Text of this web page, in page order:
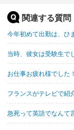
関連する質問
今年初めて出勤は、ひ
当時、彼女は受験生で
お仕事お疲れ様でした
フランスがテレビで紹
急死って英語でなんて